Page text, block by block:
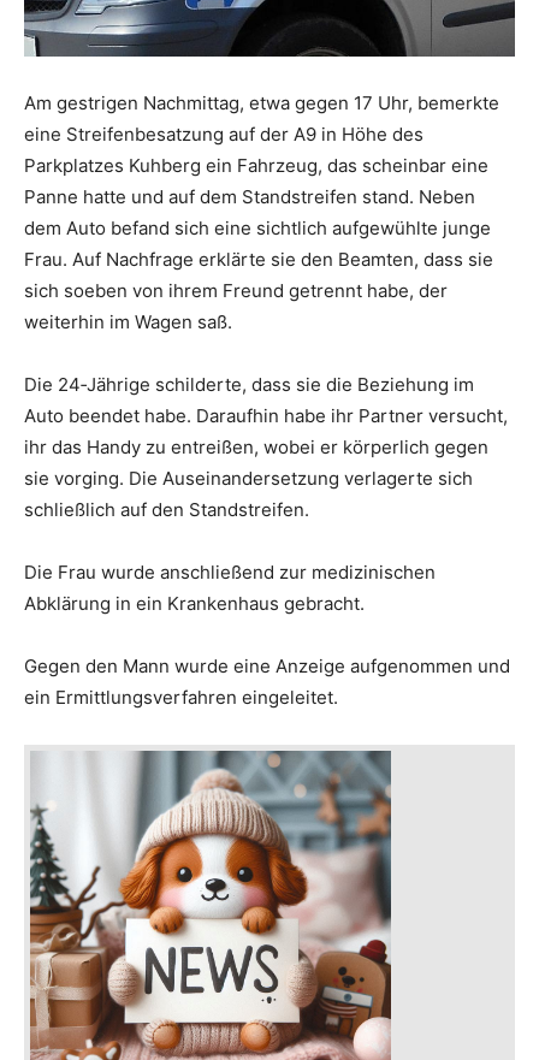
Am gestrigen Nachmittag, etwa gegen 17 Uhr, bemerkte
eine Streifenbesatzung auf der A9 in Höhe des
Parkplatzes Kuhberg ein Fahrzeug, das scheinbar eine
Panne hatte und auf dem Standstreifen stand. Neben
dem Auto befand sich eine sichtlich aufgewühlte junge
Frau. Auf Nachfrage erklärte sie den Beamten, dass sie
sich soeben von ihrem Freund getrennt habe, der
weiterhin im Wagen saß.
Die 24‑Jährige schilderte, dass sie die Beziehung im
Auto beendet habe. Daraufhin habe ihr Partner versucht,
ihr das Handy zu entreißen, wobei er körperlich gegen
sie vorging. Die Auseinandersetzung verlagerte sich
schließlich auf den Standstreifen.
Die Frau wurde anschließend zur medizinischen
Abklärung in ein Krankenhaus gebracht.
Gegen den Mann wurde eine Anzeige aufgenommen und
ein Ermittlungsverfahren eingeleitet.